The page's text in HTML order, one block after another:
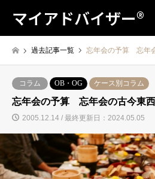
マイアドバイザー®
過去記事一覧 忘年会の予算 忘年
コラム OB・OG ケース別コラム
忘年会の予算 忘年会の古今東
2005.12.14 / 最終更新日：2024.05.05